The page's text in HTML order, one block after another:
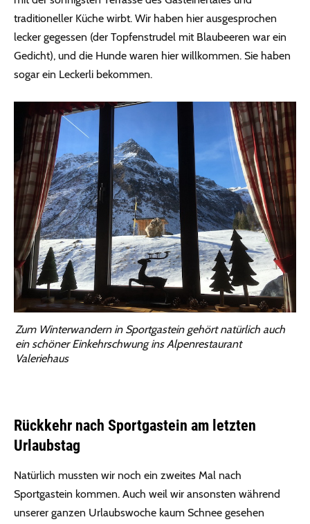
traditioneller Küche wirbt. Wir haben hier ausgesprochen
lecker gegessen (der Topfenstrudel mit Blaubeeren war ein
Gedicht), und die Hunde waren hier willkommen. Sie haben
sogar ein Leckerli bekommen.
Zum Winterwandern in Sportgastein gehört natürlich auch
ein schöner Einkehrschwung ins Alpenrestaurant
Valeriehaus
Rückkehr nach Sportgastein am letzten
Urlaubstag
Natürlich mussten wir noch ein zweites Mal nach
Sportgastein kommen. Auch weil wir ansonsten während
unserer ganzen Urlaubswoche kaum Schnee gesehen